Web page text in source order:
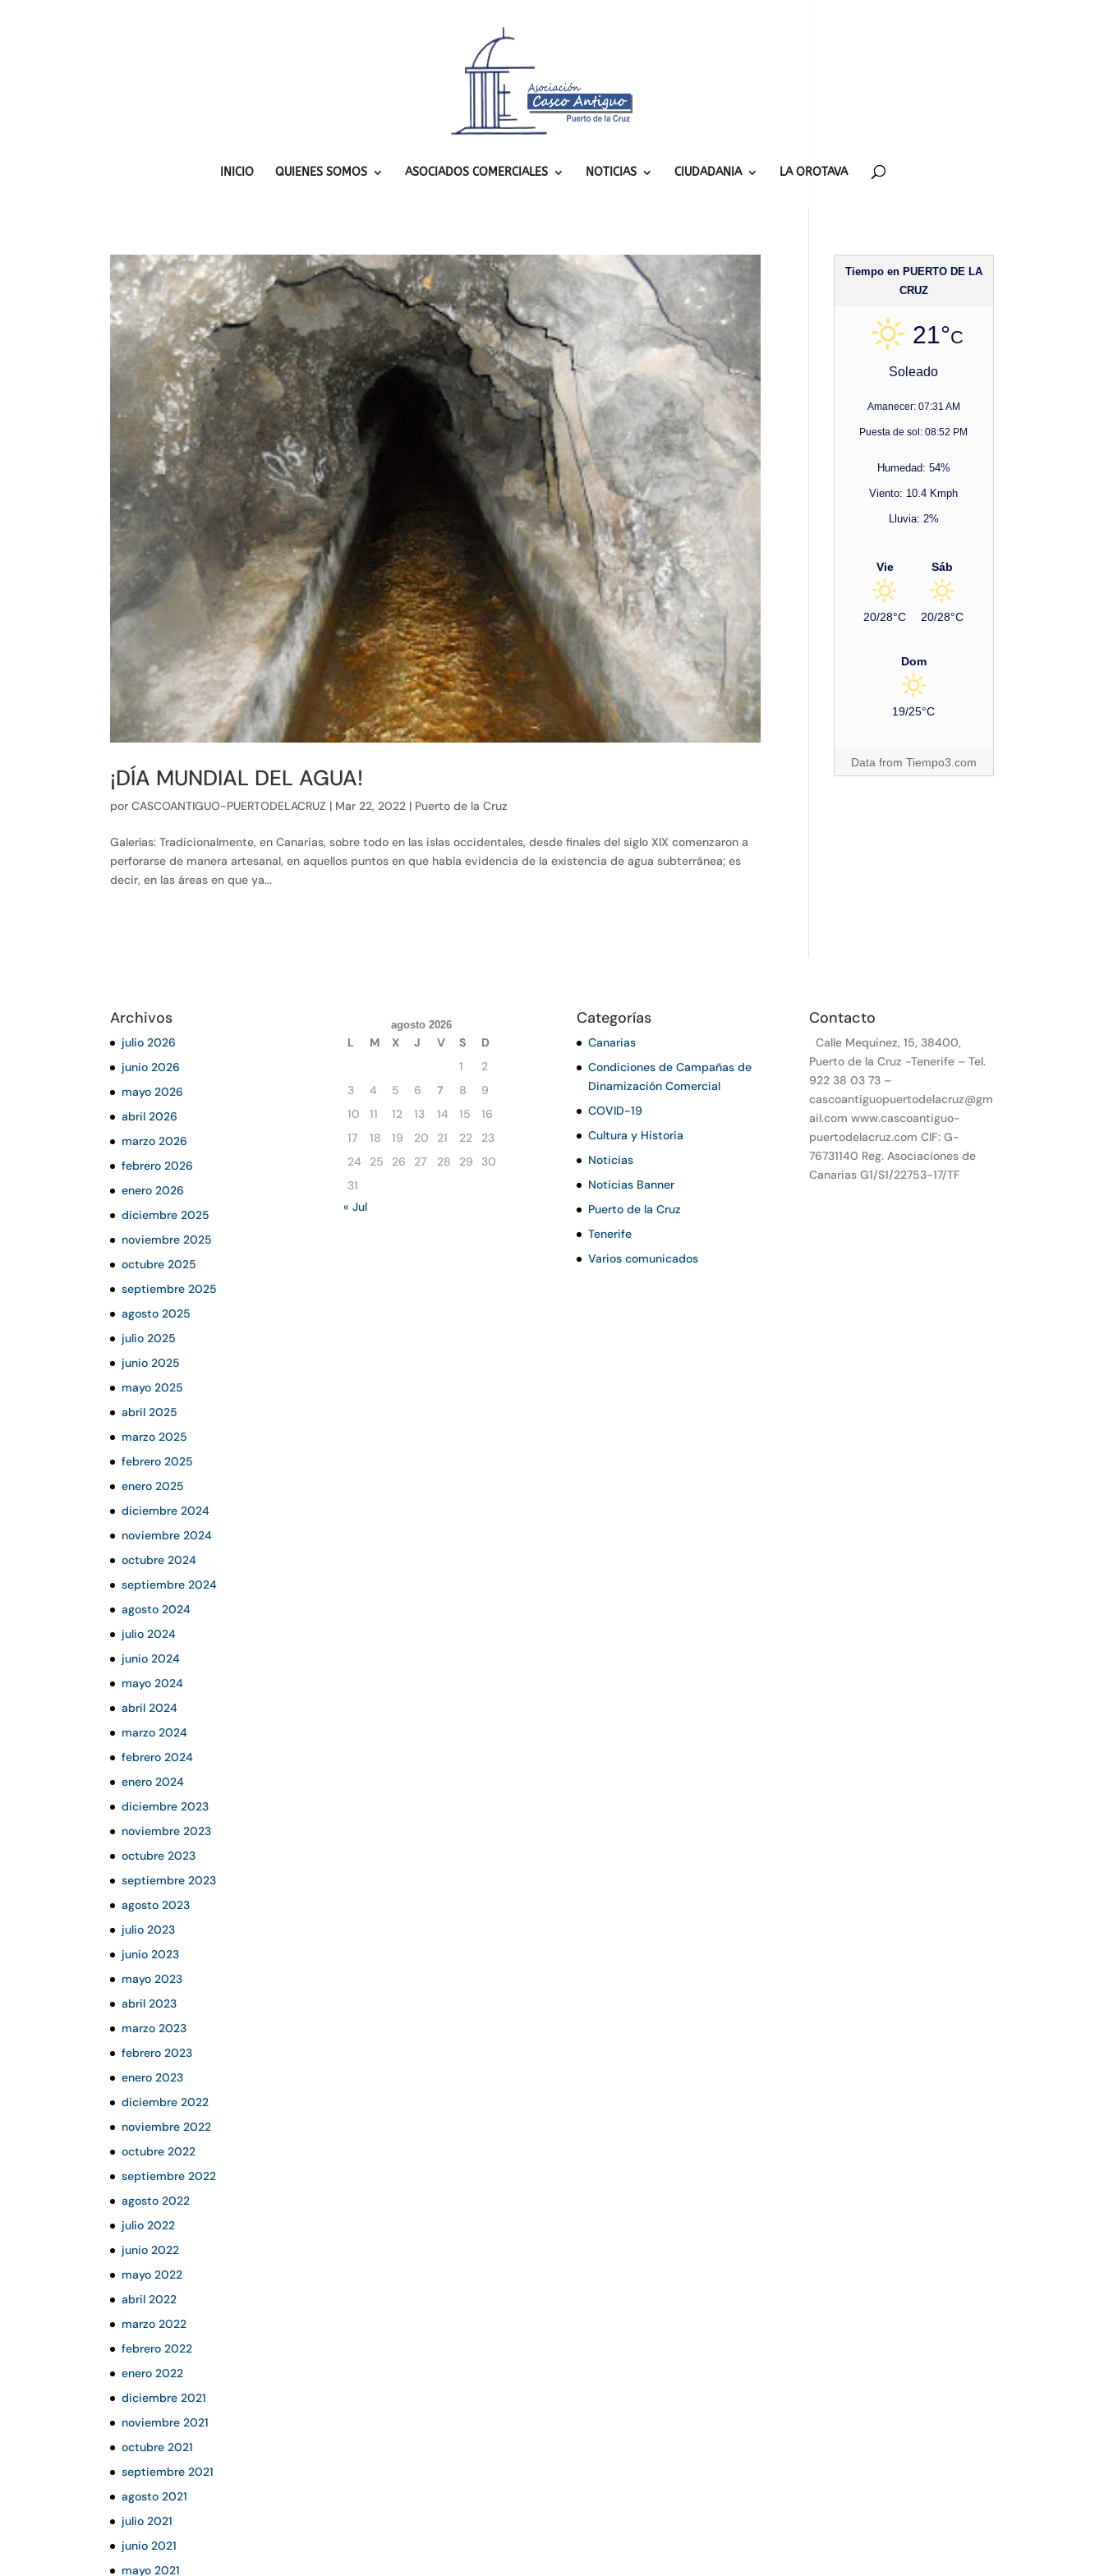
INICIO QUIENES SOMOS ASOCIADOS COMERCIALES NOTICIAS CIUDADANIA LA OROTAVA
¡DÍA MUNDIAL DEL AGUA!
porCASCOANTIGUO-PUERTODELACRUZ | Mar 22, 2022 | Puerto de la Cruz
Galerías: Tradicionalmente, en Canarias, sobre todo en las islas occidentales, desde finales del siglo XIX comenzaron a
perforarse de manera artesanal, en aquellos puntos en que había evidencia de la existencia de agua subterránea; es
decir, en las áreas en que ya...
Tiempo en PUERTO DE LA
CRUZ
21°C
Soleado
Amanecer: 07:31 AM
Puesta de sol: 08:52 PM
Humedad: 54%
Viento: 10.4 Kmph
Lluvia: 2%
Vie
20/28°C
Sáb
20/28°C
Dom
19/25°C
Data from Tiempo3.com
Archivos
julio 2026
junio 2026
mayo 2026
abril 2026
marzo 2026
febrero 2026
enero 2026
diciembre 2025
noviembre 2025
octubre 2025
septiembre 2025
agosto 2025
julio 2025
junio 2025
mayo 2025
abril 2025
marzo 2025
febrero 2025
enero 2025
diciembre 2024
noviembre 2024
octubre 2024
septiembre 2024
agosto 2024
julio 2024
junio 2024
mayo 2024
abril 2024
marzo 2024
febrero 2024
enero 2024
diciembre 2023
noviembre 2023
octubre 2023
septiembre 2023
agosto 2023
julio 2023
junio 2023
mayo 2023
abril 2023
marzo 2023
febrero 2023
enero 2023
diciembre 2022
noviembre 2022
octubre 2022
septiembre 2022
agosto 2022
julio 2022
junio 2022
mayo 2022
abril 2022
marzo 2022
febrero 2022
enero 2022
diciembre 2021
noviembre 2021
octubre 2021
septiembre 2021
agosto 2021
julio 2021
junio 2021
mayo 2021
agosto 2026
L M X J V S
D
1
2
3
4 5 6 7 8
9
10
11 12 13 14 15
16
17
18 19 20 21 22
23
24
25 26 27 28 29
30
31
« Jul
Categorías
Canarias
Condiciones de Campañas de
Dinamización Comercial
COVID-19
Cultura y Historia
Noticias
Noticias Banner
Puerto de la Cruz
Tenerife
Varios comunicados
Contacto
Calle Mequinez, 15, 38400,
Puerto de la Cruz -Tenerife – Tel.
922 38 03 73 –
cascoantiguopuertodelacruz@gm
ail.com www.cascoantiguo-
puertodelacruz.com CIF: G-
76731140 Reg. Asociaciones de
Canarias G1/S1/22753-17/TF